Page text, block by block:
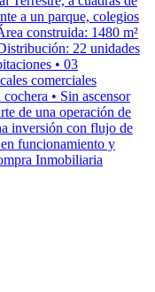
a un parque, colegios
construida: 1480 m²
22 unidades
• 03
comerciales
• Sin ascensor
de una operación de
inversión con flujo de
funcionamiento y
Inmobiliaria